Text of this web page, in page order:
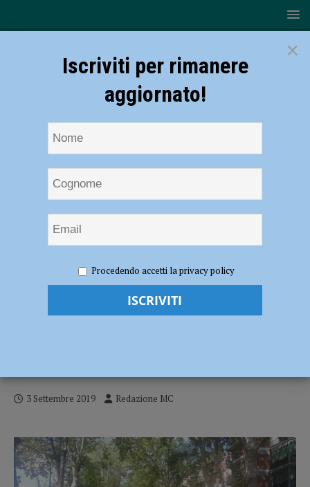
Pubblico Passeggio, un polmone verde in sofferenza o in buone
condizioni? La Voce dei piacentini
Pubblico Passeggio, un polmone verde in
3 Settembre 2019 Redazione MC
×
Iscriviti per rimanere
aggiornato!
Procedendo accetti la privacy policy